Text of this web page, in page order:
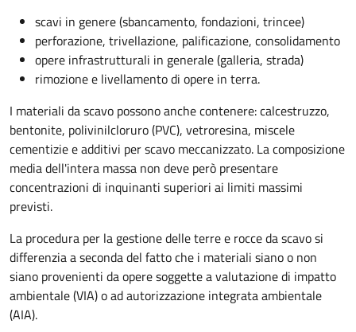
scavi in genere (sbancamento, fondazioni, trincee)
perforazione, trivellazione, palificazione, consolidamento
opere infrastrutturali in generale (galleria, strada)
rimozione e livellamento di opere in terra.
I materiali da scavo possono anche contenere: calcestruzzo,
bentonite, polivinilcloruro (PVC), vetroresina, miscele
cementizie e additivi per scavo meccanizzato. La composizione
media dell'intera massa non deve però presentare
concentrazioni di inquinanti superiori ai limiti massimi
previsti.
La procedura per la gestione delle terre e rocce da scavo si
differenzia a seconda del fatto che i materiali siano o non
siano provenienti da opere soggette a valutazione di impatto
ambientale (VIA) o ad autorizzazione integrata ambientale
(AIA).